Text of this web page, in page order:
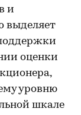
и
выделяет
оценки
уровню
шкале